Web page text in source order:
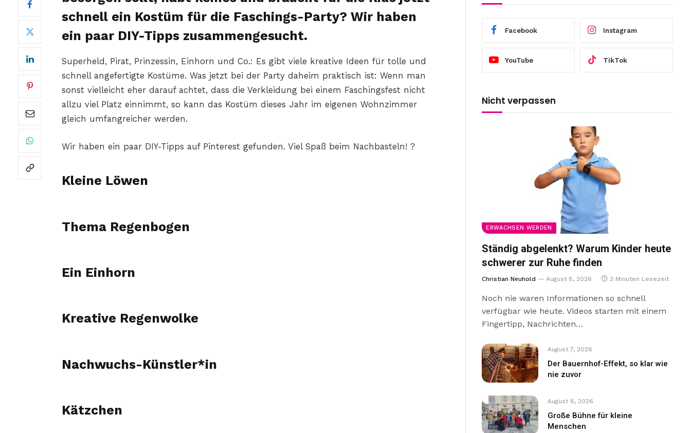
schnell ein Kostüm für die Faschings-Party? Wir haben
ein paar DIY-Tipps zusammengesucht.
Superheld, Pirat, Prinzessin, Einhorn und Co.: Es gibt viele kreative Ideen für tolle und
schnell angefertigte Kostüme. Was jetzt bei der Party daheim praktisch ist: Wenn man
sonst vielleicht eher darauf achtet, dass die Verkleidung bei einem Faschingsfest nicht
allzu viel Platz einnimmt, so kann das Kostüm dieses Jahr im eigenen Wohnzimmer
gleich umfangreicher werden.
Wir haben ein paar DIY-Tipps auf Pinterest gefunden. Viel Spaß beim Nachbasteln! ?
Kleine Löwen
Thema Regenbogen
Ein Einhorn
Kreative Regenwolke
Nachwuchs-Künstler*in
Kätzchen
Facebook Instagram
YouTube TikTok
Nicht verpassen
ERWACHSEN WERDEN
Ständig abgelenkt? Warum Kinder heute
schwerer zur Ruhe finden
Christian Neuhold August 8, 2026 3 Minuten Lesezeit
Noch nie waren Informationen so schnell
verfügbar wie heute. Videos starten mit einem
Fingertipp, Nachrichten…
August 7, 2026
Der Bauernhof-Effekt, so klar wie
nie zuvor
August 6, 2026
Große Bühne für kleine
Menschen